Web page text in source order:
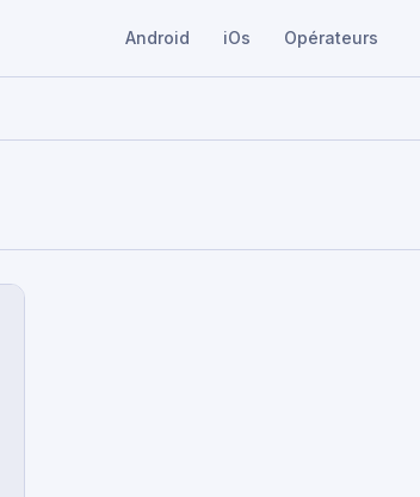
Android iOs Opérateurs